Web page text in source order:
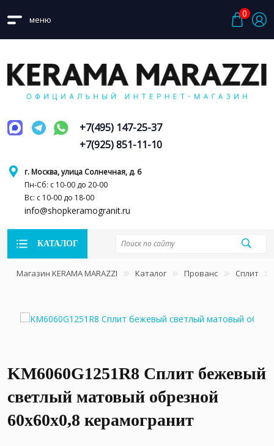
меню
0
г. Москва, улица Солнечная, д. 6
Пн-Сб: с 10-00 до 20-00
Вс: с 10-00 до 18-00
info@shopkeramogranit.ru
+7(495) 147-25-37
+7(925) 851-11-10
КАТАЛОГ
Магазин KERAMA MARAZZI Каталог Прованс Сплит
KM6060G1251R8 Сплит бежевый
светлый матовый обрезной
60x60x0,8 керамогранит